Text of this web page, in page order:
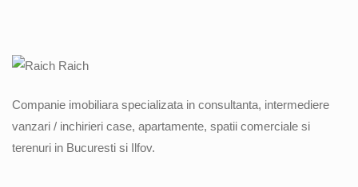
Companie imobiliara specializata in consultanta, intermediere
vanzari / inchirieri case, apartamente, spatii comerciale si
terenuri in Bucuresti si Ilfov.